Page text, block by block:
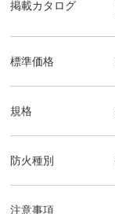
掲載カタログ
標準価格
規格
防火種別
注意事項